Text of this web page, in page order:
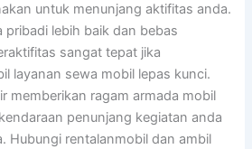
untuk menunjang aktifitas anda.
pribadi lebih baik dan bebas
sangat tepat jika
layanan sewa mobil lepas kunci.
memberikan ragam armada mobil
penunjang kegiatan anda
Hubungi rentalanmobil dan ambil